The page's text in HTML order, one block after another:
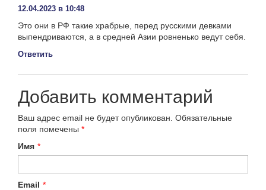
12.04.2023 в 10:48
Это они в РФ такие храбрые, перед русскими девками
выпендриваются, а в средней Азии ровненько ведут себя.
Ответить
Добавить комментарий
Ваш адрес email не будет опубликован. Обязательные
поля помечены *
Имя *
Email *